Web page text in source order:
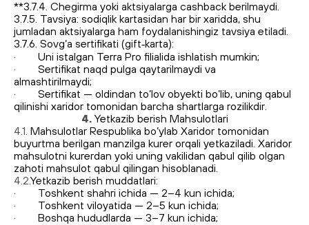
**3.7.4. Chegirma yoki aktsiyalarga cashback berilmaydi.
3.7.5. Tavsiya: sodiqlik kartasidan har bir xaridda, shu
jumladan aktsiyalarga ham foydalanishingiz tavsiya etiladi.
3.7.6. Sovg‘a sertifikati (gift‑karta):
· Uni istalgan Terra Pro filialida ishlatish mumkin;
· Sertifikat naqd pulga qaytarilmaydi va
almashtirilmaydi;
· Sertifikat — oldindan to‘lov obyekti bo‘lib, uning qabul
qilinishi xaridor tomonidan barcha shartlarga rozilikdir.
4. Yetkazib berish Mahsulotlari
4.1. Mahsulotlar Respublika bo‘ylab Xaridor tomonidan
buyurtma berilgan manzilga kurer orqali yetkaziladi. Xaridor
mahsulotni kurerdan yoki uning vakilidan qabul qilib olgan
zahoti mahsulot qabul qilingan hisoblanadi.
4.2.Yetkazib berish muddatlari:
· Toshkent shahri ichida — 2–4 kun ichida;
· Toshkent viloyatida — 2–5 kun ichida;
· Boshqa hududlarda — 3–7 kun ichida;